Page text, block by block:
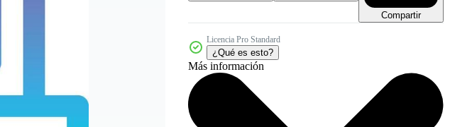
Compartir
Licencia Pro Standard
¿Qué es esto?
Más información